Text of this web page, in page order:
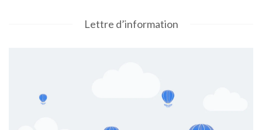
Lettre d’information